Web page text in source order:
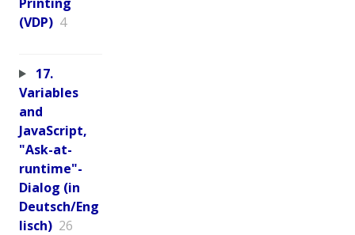
(VDP) 4
17.
Variables
and
JavaScript,
"Ask-at-
runtime"-
Dialog (in
Deutsch/Eng
lisch) 26